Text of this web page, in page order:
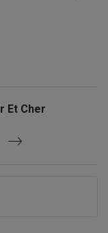
Et Cher